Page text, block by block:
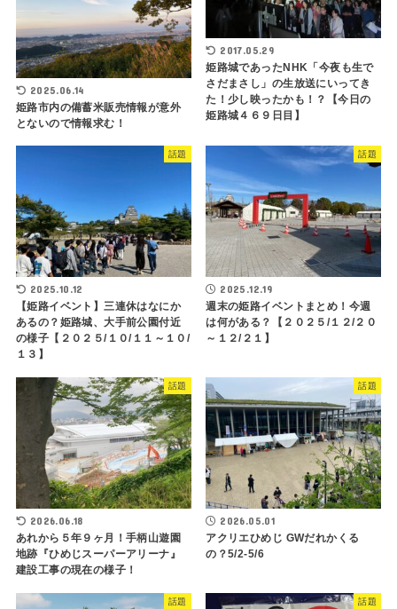
2025.06.14
姫路市内の備蓄米販売情報が意外
とないので情報求む！
2017.05.29
姫路城であったNHK「今夜も生で
さだまさし」の生放送にいってき
た！少し映ったかも！？【今日の
姫路城４６９日目】
話題
2025.10.12
【姫路イベント】三連休はなにか
あるの？姫路城、大手前公園付近
の様子【２０２５/１０/１１～１０/
１３】
話題
2025.12.19
週末の姫路イベントまとめ！今週
は何がある？【２０２５/１２/２０
～１２/２１】
話題
2026.06.18
あれから５年９ヶ月！手柄山遊園
地跡『ひめじスーパーアリーナ』
建設工事の現在の様子！
話題
2026.05.01
アクリエひめじ GWだれかくる
の？5/2-5/6
話題 話題